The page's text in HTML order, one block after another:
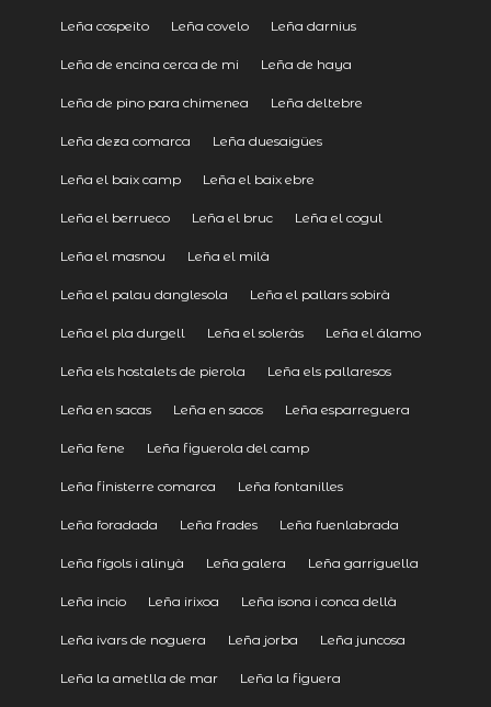
Leña cospeito Leña covelo Leña darnius
Leña de encina cerca de mi Leña de haya
Leña de pino para chimenea Leña deltebre
Leña deza comarca Leña duesaigües
Leña el baix camp Leña el baix ebre
Leña el berrueco Leña el bruc Leña el cogul
Leña el masnou Leña el milà
Leña el palau danglesola Leña el pallars sobirà
Leña el pla durgell Leña el soleràs Leña el álamo
Leña els hostalets de pierola Leña els pallaresos
Leña en sacas Leña en sacos Leña esparreguera
Leña fene Leña figuerola del camp
Leña finisterre comarca Leña fontanilles
Leña foradada Leña frades Leña fuenlabrada
Leña fígols i alinyà Leña galera Leña garriguella
Leña incio Leña irixoa Leña isona i conca dellà
Leña ivars de noguera Leña jorba Leña juncosa
Leña la ametlla de mar Leña la figuera